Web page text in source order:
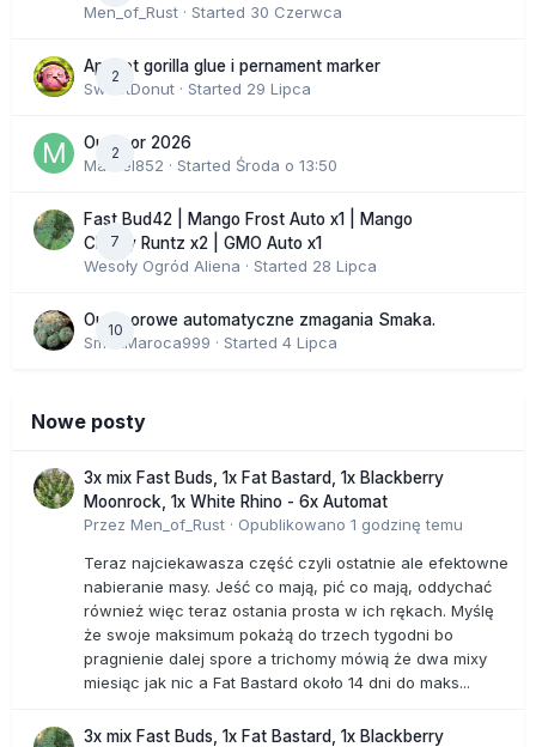
Men_of_Rust · Started 30 Czerwca
2
Apricot gorilla glue i pernament marker
SweetDonut · Started 29 Lipca
2
Outdoor 2026
Marcel852 · Started Środa o 13:50
7
Fast Bud42 | Mango Frost Auto x1 | Mango
Cherry Runtz x2 | GMO Auto x1
Wesoły Ogród Aliena · Started 28 Lipca
10
Outdoorowe automatyczne zmagania Smaka.
SmakMaroca999 · Started 4 Lipca
Nowe posty
3x mix Fast Buds, 1x Fat Bastard, 1x Blackberry
Moonrock, 1x White Rhino - 6x Automat
Przez Men_of_Rust · Opublikowano 1 godzinę temu
Teraz najciekawasza część czyli ostatnie ale efektowne
nabieranie masy. Jeść co mają, pić co mają, oddychać
również więc teraz ostania prosta w ich rękach. Myślę
że swoje maksimum pokażą do trzech tygodni bo
pragnienie dalej spore a trichomy mówią że dwa mixy
miesiąc jak nic a Fat Bastard około 14 dni do maks...
3x mix Fast Buds, 1x Fat Bastard, 1x Blackberry